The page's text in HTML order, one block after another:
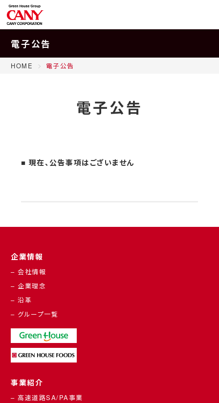
電子公告
HOME 電子公告
電子公告
■ 現在、公告事項はございません
企業情報
– 会社情報
– 企業理念
– 沿革
– グループ一覧
事業紹介
– 高速道路SA/PA事業